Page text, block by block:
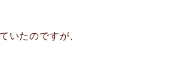
いたのですが、